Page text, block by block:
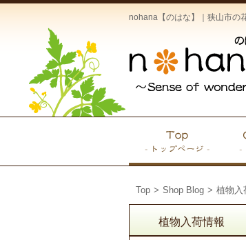
nohana【のはな】｜狭山市の
Top > Shop Blog > 植物入
植物入荷情報